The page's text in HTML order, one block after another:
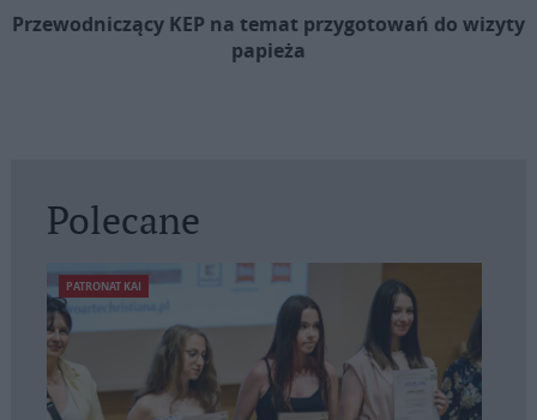
Przewodniczący KEP na temat przygotowań do wizyty
papieża
Polecane
PATRONAT KAI